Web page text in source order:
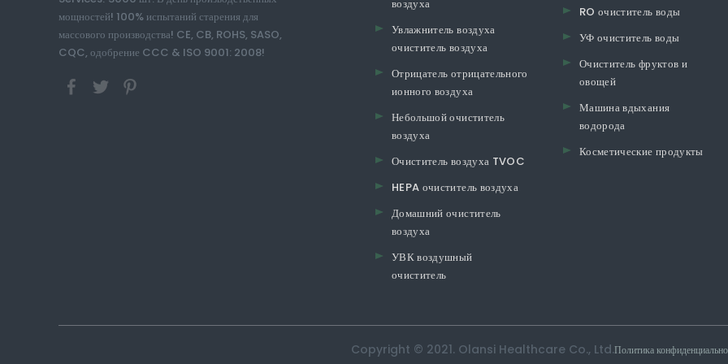
мощностей! 100% испытаний старения для
массового производства! CE, CB, ROHS, SASO,
CQC, одобрение CCC & ISO 9001: 2008!
воздуха
Увлажнитель воздуха
очиститель воздуха
Отрицатель отрицательного
ионного воздуха
Небольшой очиститель
воздуха
Очиститель воздуха TVOC
HEPA очиститель воздуха
Домашний очиститель
воздуха
УВК воздушный
очиститель
RO очиститель воды
УФ очиститель воды
Очиститель фруктов и
овощей
Машина вдыхания
водорода
Косметические продукты
Copyright © 2021. Olansi Healthcare Co., Ltd.Политика